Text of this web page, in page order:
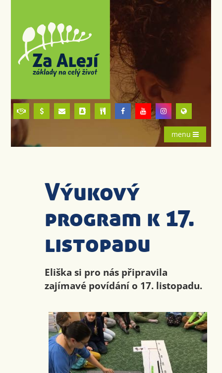
menu
Výukový
program k 17.
listopadu
Eliška si pro nás připravila
zajímavé povídání o 17. listopadu.